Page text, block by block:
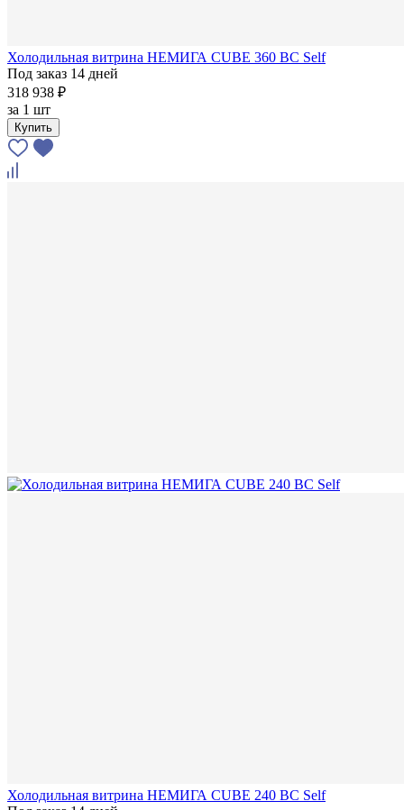
Холодильная витрина НЕМИГА CUBE 360 ВС Self
Под заказ 14 дней
318 938 ₽
за 1 шт
Купить
Холодильная витрина НЕМИГА CUBE 240 ВС Self